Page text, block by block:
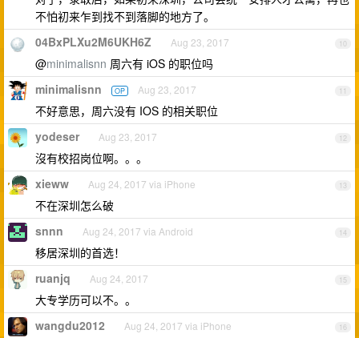
不怕初来乍到找不到落脚的地方了。
10
04BxPLXu2M6UKH6Z Aug 23, 2017
@minimalisnn 周六有 iOS 的职位吗
11
minimalisnn OP Aug 23, 2017
不好意思，周六没有 IOS 的相关职位
12
yodeser Aug 23, 2017
沒有校招岗位啊。。。
13
xieww Aug 24, 2017 via iPhone
不在深圳怎么破
14
snnn Aug 24, 2017 via Android
移居深圳的首选！
15
ruanjq Aug 24, 2017
大专学历可以不。。
16
wangdu2012 Aug 24, 2017 via iPhone